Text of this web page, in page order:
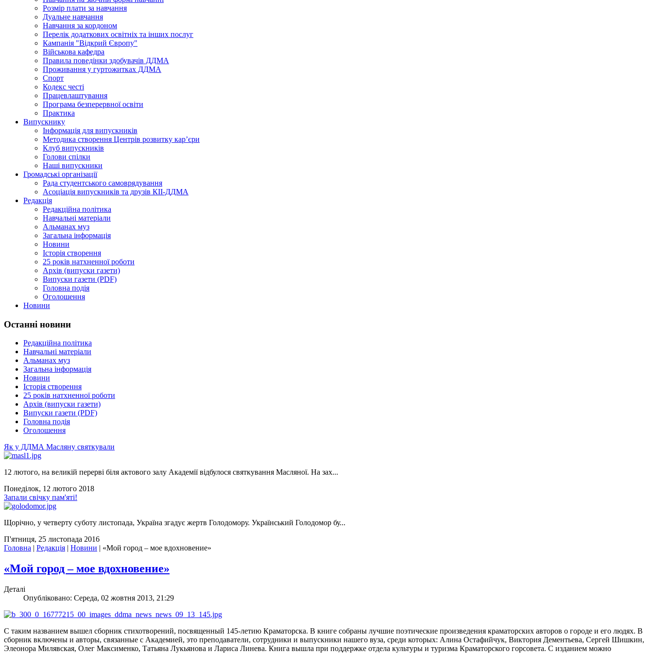
Розмір плати за навчання
Дуальне навчання
Навчання за кордоном
Перелік додаткових освітніх та інших послуг
Кампанія "Відкрий Європу"
Військова кафедра
Правила поведінки здобувачів ДДМА
Проживання у гуртожитках ДДМА
Спорт
Кодекс честі
Працевлаштування
Програма безперервної освіти
Практика
Випускнику
Інформація для випускників
Методика створення Центрів розвитку кар’єри
Клуб випускників
Голови спілки
Наші випускники
Громадські організації
Рада студентського самоврядування
Асоціація випускників та друзів КІІ-ДДМА
Редакція
Редакційна політика
Навчальні матеріали
Альманах муз
Загальна інформація
Новини
Історія створення
25 років натхненної роботи
Архів (випуски газети)
Випуски газети (PDF)
Головна подія
Оголошення
Новини
Останні новини
Редакційна політика
Навчальні матеріали
Альманах муз
Загальна інформація
Новини
Історія створення
25 років натхненної роботи
Архів (випуски газети)
Випуски газети (PDF)
Головна подія
Оголошення
Як у ДДМА Масляну святкували
12 лютого, на великій перерві біля актового залу Академії відбулося святкування Масляної. На зах...
Понеділок, 12 лютого 2018
Запали свічку пам'яті!
Щорічно, у четверту суботу листопада, Україна згадує жертв Голодомору. Український Голодомор бу...
П'ятниця, 25 листопада 2016
Головна | Редакція | Новини | «Мой город – мое вдохновение»
«Мой город – мое вдохновение»
Деталі
Опубліковано: Середа, 02 жовтня 2013, 21:29
С таким названием вышел сборник стихотворений, посвященный 145-летию Краматорска. В книге собраны лучшие поэтические произведения краматорских авторов о городе и его людях. В
сборник включены и авторы, связанные с Академией, это преподаватели, сотрудники и выпускники нашего вуза, среди которых: Алина Остафийчук, Виктория Дементьева, Сергей Шишкин,
Элеонора Милявская, Олег Максименко, Татьяна Лукьянова и Лариса Линева. Книга вышла при поддержке отдела культуры и туризма Краматорского горсовета. С изданием можно